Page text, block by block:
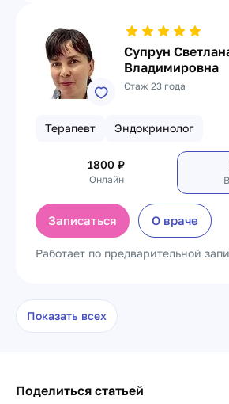
Супрун
Владимировна
Стаж 23 года
Терапевт Эндокринолог
1800 ₽
Онлайн
Записаться О враче
Работает по предварительной
Показать всех
Поделиться статьей